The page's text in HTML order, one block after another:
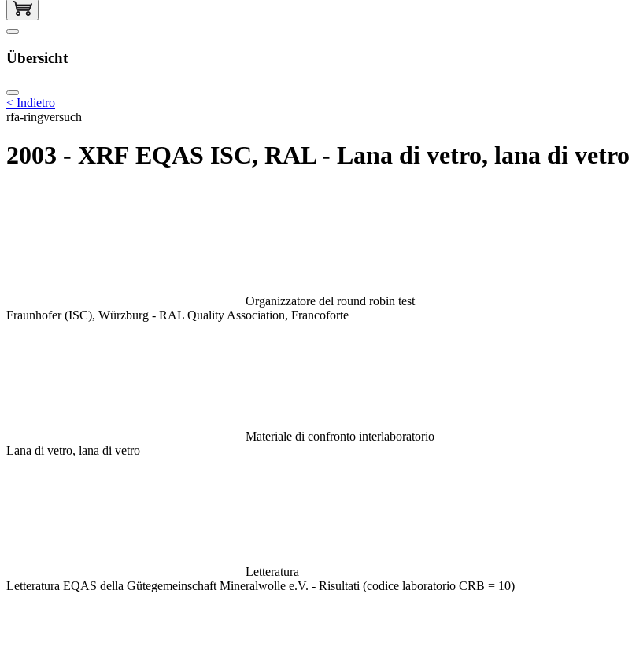
Übersicht
< Indietro
rfa-ringversuch
2003 - XRF EQAS ISC, RAL - Lana di vetro, lana di vetro
Organizzatore del round robin test
Fraunhofer (ISC), Würzburg - RAL Quality Association, Francoforte
Materiale di confronto interlaboratorio
Lana di vetro, lana di vetro
Letteratura
Letteratura EQAS della Gütegemeinschaft Mineralwolle e.V. - Risultati (codice laboratorio CRB = 10)